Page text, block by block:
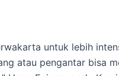
untuk lebih
atau pengantar bisa